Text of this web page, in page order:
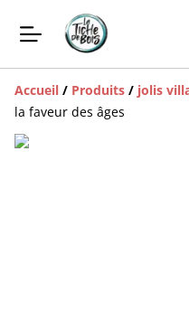
Accueil / Produits / jolis
la faveur des âges